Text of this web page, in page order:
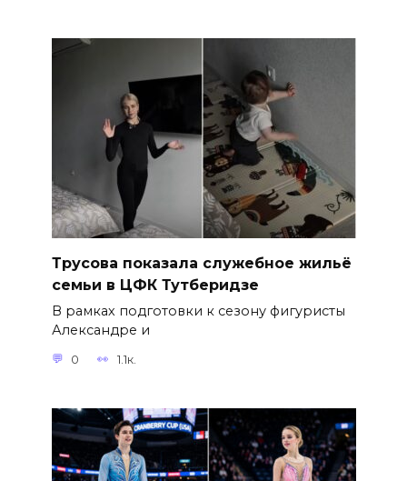
Трусова показала служебное жильё
семьи в ЦФК Тутберидзе
В рамках подготовки к сезону фигуристы
Александре и
0 1.1к.